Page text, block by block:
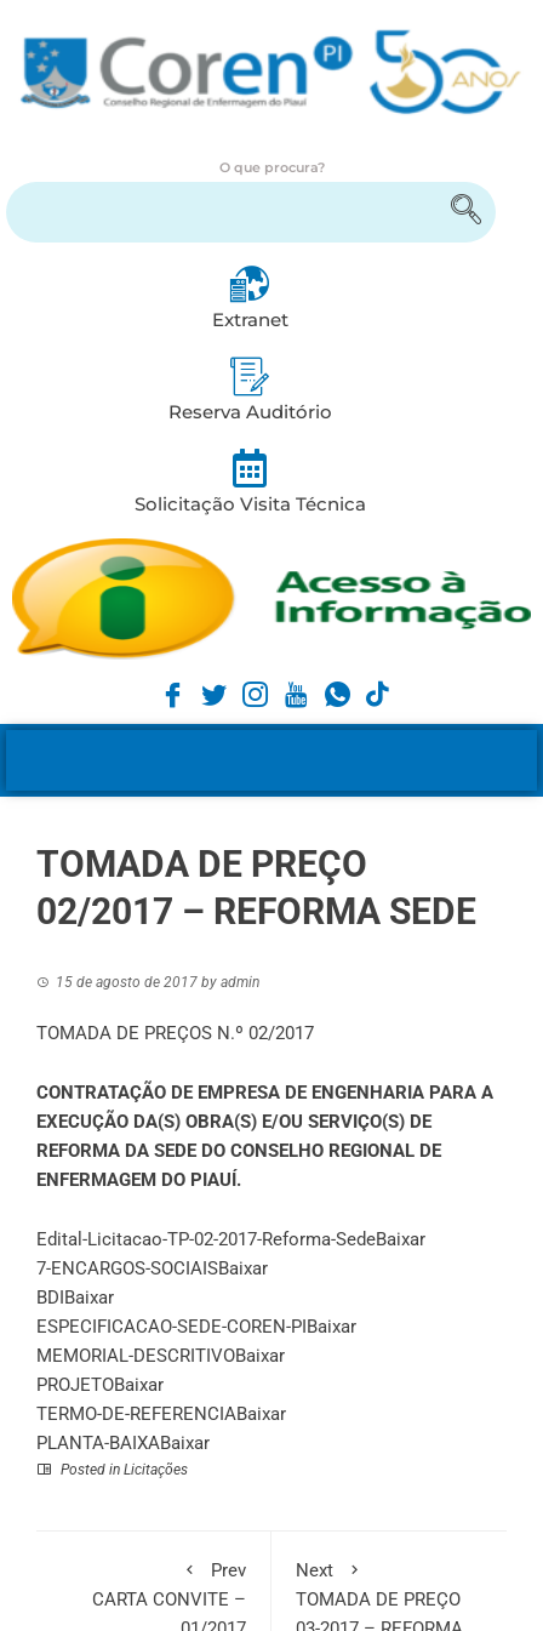
O que procura?
Extranet
Reserva Auditório
Solicitação Visita Técnica
TOMADA DE PREÇO
02/2017 – REFORMA SEDE
15 de agosto de 2017 by admin
TOMADA DE PREÇOS N.º 02/2017
CONTRATAÇÃO DE EMPRESA DE ENGENHARIA PARA A
EXECUÇÃO DA(S) OBRA(S) E/OU SERVIÇO(S) DE
REFORMA DA SEDE DO CONSELHO REGIONAL DE
ENFERMAGEM DO PIAUÍ.
Edital-Licitacao-TP-02-2017-Reforma-SedeBaixar
7-ENCARGOS-SOCIAISBaixar
BDIBaixar
ESPECIFICACAO-SEDE-COREN-PIBaixar
MEMORIAL-DESCRITIVOBaixar
PROJETOBaixar
TERMO-DE-REFERENCIABaixar
PLANTA-BAIXABaixar
Posted in Licitações
Prev
CARTA CONVITE –
Next
TOMADA DE PREÇO